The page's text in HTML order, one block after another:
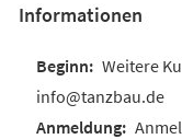
Informationen
Weitere
info@tanzbau.de